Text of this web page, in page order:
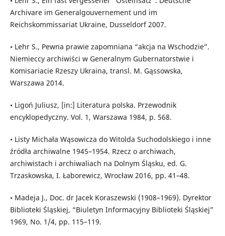
Archivare im Generalgouvernement und im
Reichskommissariat Ukraine, Dusseldorf 2007.
• Lehr S., Pewna prawie zapomniana “akcja na Wschodzie”.
Niemieccy archiwiści w Generalnym Gubernatorstwie i
Komisariacie Rzeszy Ukraina, transl. M. Gąssowska,
Warszawa 2014.
• Ligoń Juliusz, [in:] Literatura polska. Przewodnik
encyklopedyczny. Vol. 1, Warszawa 1984, p. 568.
• Listy Michała Wąsowicza do Witolda Suchodolskiego i inne
źródła archiwalne 1945–1954. Rzecz o archiwach,
archiwistach i archiwaliach na Dolnym Śląsku, ed. G.
Trzaskowska, I. Łaborewicz, Wrocław 2016, pp. 41–48.
• Madeja J., Doc. dr Jacek Koraszewski (1908–1969). Dyrektor
Biblioteki Śląskiej, “Biuletyn Informacyjny Biblioteki Śląskiej”
1969, No. 1/4, pp. 115–119.